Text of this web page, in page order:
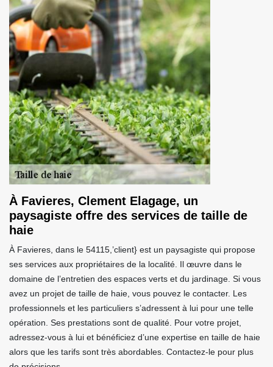
À Favieres, Clement Elagage, un
paysagiste offre des services de taille de
haie
À Favieres, dans le 54115,’client} est un paysagiste qui propose
ses services aux propriétaires de la localité. Il œuvre dans le
domaine de l’entretien des espaces verts et du jardinage. Si vous
avez un projet de taille de haie, vous pouvez le contacter. Les
professionnels et les particuliers s’adressent à lui pour une telle
opération. Ses prestations sont de qualité. Pour votre projet,
adressez-vous à lui et bénéficiez d’une expertise en taille de haie
alors que les tarifs sont très abordables. Contactez-le pour plus